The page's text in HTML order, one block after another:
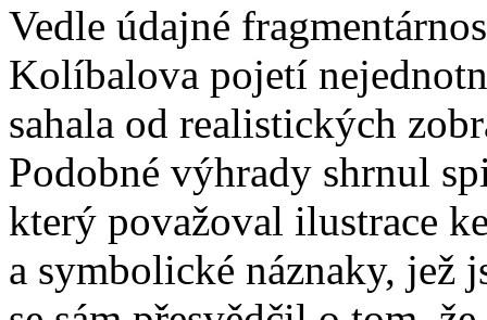
Vedle údajné
Kolíbalova pojetí
sahala od realistických
Podobné výhrady shrnul
který považoval ilustrace
a symbolické náznaky, jež